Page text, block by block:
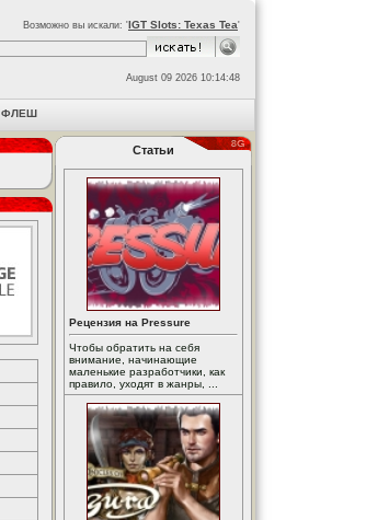
Возможно вы искали: 'IGT Slots: Texas Tea'
August 09 2026 10:14:48
ФЛЕШ
Статьи
Рецензия на Pressure
Чтобы обратить на себя
внимание, начинающие
маленькие разработчики, как
правило, уходят в жанры, ...